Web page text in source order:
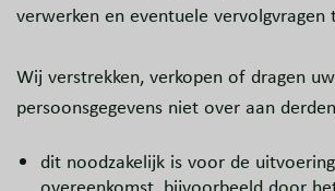
verwerken en eventuele vervolgvragen
Wij verstrekken, verkopen of dragen uw
persoonsgegevens niet over aan
dit noodzakelijk is voor de